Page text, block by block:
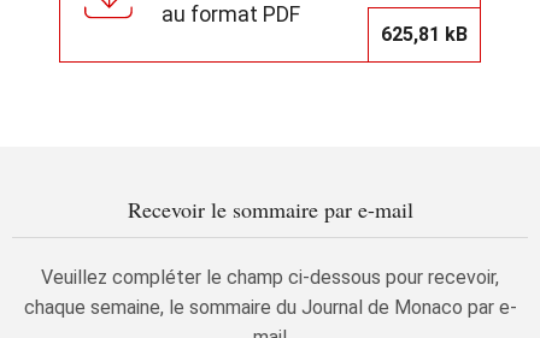
au format PDF
625,81 kB
Recevoir le sommaire par e-mail
Veuillez compléter le champ ci-dessous pour recevoir,
chaque semaine, le sommaire du Journal de Monaco par e-